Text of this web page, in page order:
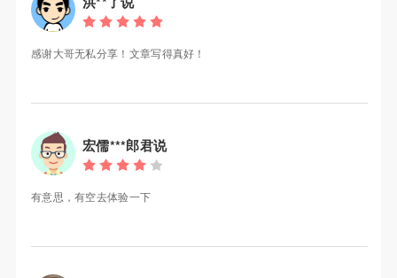
感谢大哥无私分享！文章写得真好！
宏儒***郎君说
有意思，有空去体验一下